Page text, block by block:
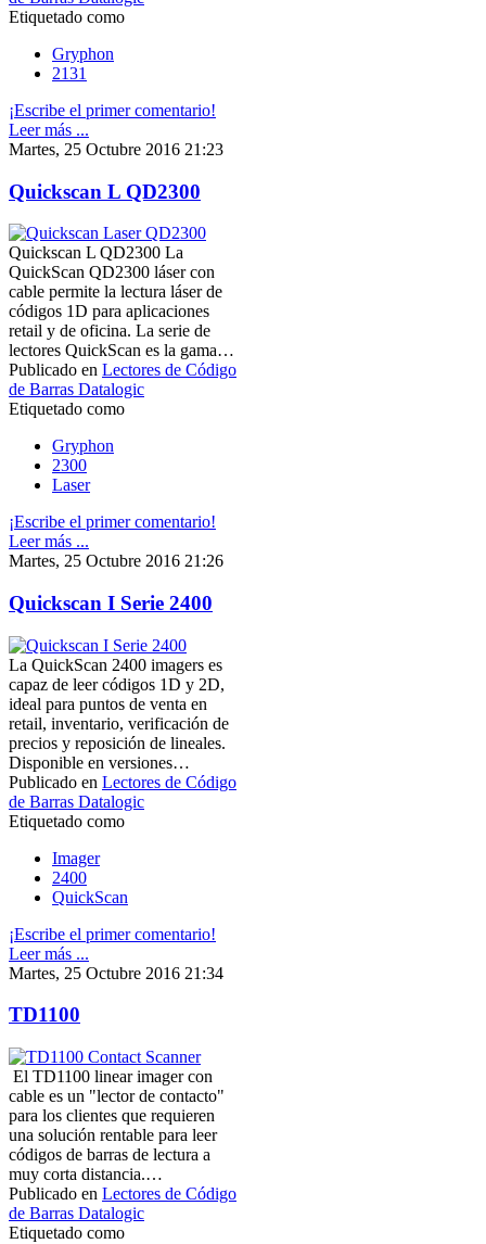
Etiquetado como
Gryphon
2131
¡Escribe el primer comentario!
Leer más ...
Martes, 25 Octubre 2016 21:23
Quickscan L QD2300
Quickscan L QD2300 La
QuickScan QD2300 láser con
cable permite la lectura láser de
códigos 1D para aplicaciones
retail y de oficina. La serie de
lectores QuickScan es la gama…
Publicado en Lectores de Código
de Barras Datalogic
Etiquetado como
Gryphon
2300
Laser
¡Escribe el primer comentario!
Leer más ...
Martes, 25 Octubre 2016 21:26
Quickscan I Serie 2400
La QuickScan 2400 imagers es
capaz de leer códigos 1D y 2D,
ideal para puntos de venta en
retail, inventario, verificación de
precios y reposición de lineales.
Disponible en versiones…
Publicado en Lectores de Código
de Barras Datalogic
Etiquetado como
Imager
2400
QuickScan
¡Escribe el primer comentario!
Leer más ...
Martes, 25 Octubre 2016 21:34
TD1100
El TD1100 linear imager con
cable es un "lector de contacto"
para los clientes que requieren
una solución rentable para leer
códigos de barras de lectura a
muy corta distancia.…
Publicado en Lectores de Código
de Barras Datalogic
Etiquetado como